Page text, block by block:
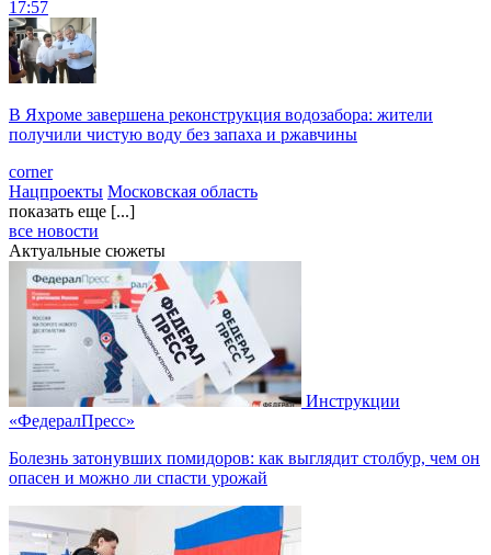
17:57
В Яхроме завершена реконструкция водозабора: жители
получили чистую воду без запаха и ржавчины
corner
Нацпроекты Московская область
показать еще [...]
все новости
Актуальные сюжеты
Инструкции
«ФедералПресс»
Болезнь затонувших помидоров: как выглядит столбур, чем он
опасен и можно ли спасти урожай